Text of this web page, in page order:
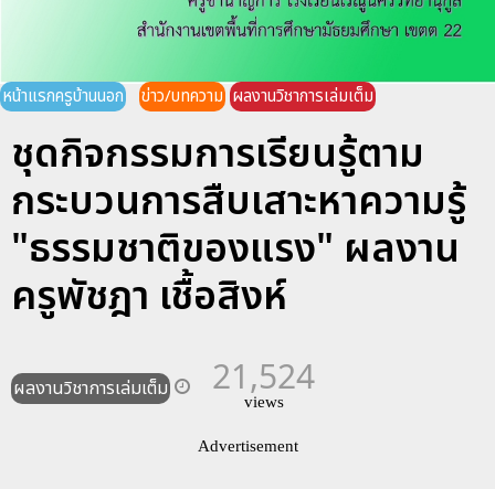
หน้าแรกครูบ้านนอก ข่าว/บทความ ผลงานวิชาการเล่มเต็ม
ชุดกิจกรรมการเรียนรู้ตาม
กระบวนการสืบเสาะหาความรู้
"ธรรมชาติของแรง" ผลงาน
ครูพัชฎา เชื้อสิงห์
ผลงานวิชาการเล่มเต็ม 21,524
views
Advertisement